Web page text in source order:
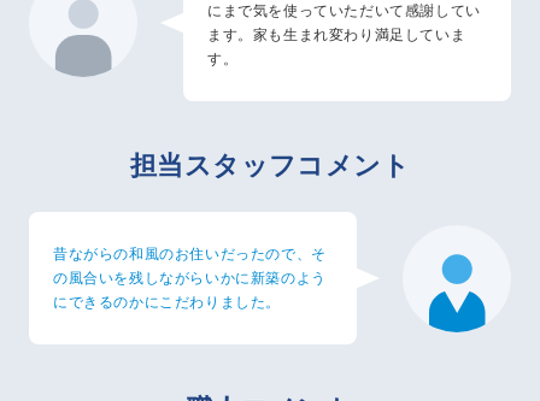
にまで気を使っていただいて感謝してい
ます。家も生まれ変わり満足していま
す。
担当スタッフコメント
昔ながらの和風のお住いだったので、そ
の風合いを残しながらいかに新築のよう
にできるのかにこだわりました。